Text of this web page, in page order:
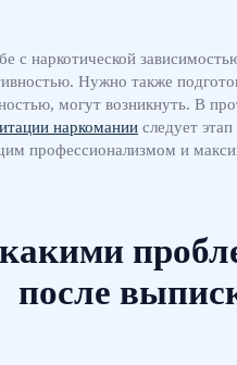
с наркотической
Нужно также
могут возникнуть. В
наркомании следует
профессионализмом и
после